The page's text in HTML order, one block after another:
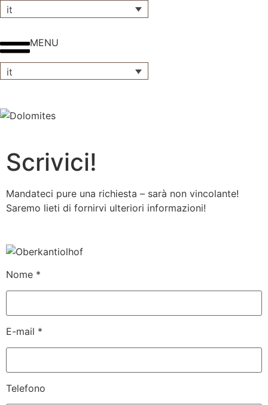
it
MENU
it
Scrivici!
Mandateci pure una richiesta – sarà non vincolante!
Saremo lieti di fornirvi ulteriori informazioni!
Nome *
E-mail *
Telefono